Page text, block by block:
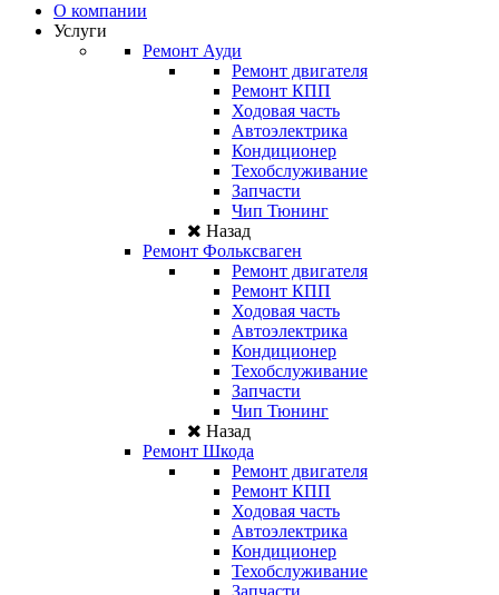
О компании
Услуги
Ремонт Ауди
Ремонт двигателя
Ремонт КПП
Ходовая часть
Автоэлектрика
Кондиционер
Техобслуживание
Запчасти
Чип Тюнинг
Назад
Ремонт Фольксваген
Ремонт двигателя
Ремонт КПП
Ходовая часть
Автоэлектрика
Кондиционер
Техобслуживание
Запчасти
Чип Тюнинг
Назад
Ремонт Шкода
Ремонт двигателя
Ремонт КПП
Ходовая часть
Автоэлектрика
Кондиционер
Техобслуживание